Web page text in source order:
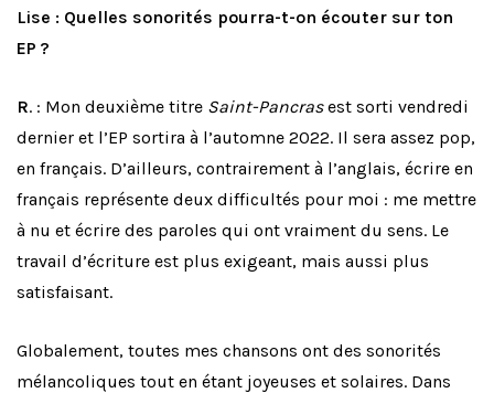
Lise : Quelles sonorités pourra-t-on écouter sur ton
EP ?
R. : Mon deuxième titre Saint-Pancras est sorti vendredi
dernier et l’EP sortira à l’automne 2022. Il sera assez pop,
en français. D’ailleurs, contrairement à l’anglais, écrire en
français représente deux difficultés pour moi : me mettre
à nu et écrire des paroles qui ont vraiment du sens. Le
travail d’écriture est plus exigeant, mais aussi plus
satisfaisant.
Globalement, toutes mes chansons ont des sonorités
mélancoliques tout en étant joyeuses et solaires. Dans